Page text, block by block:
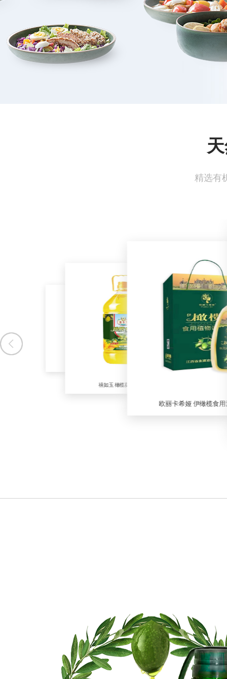
精选有
欧丽卡希娅 伊橄榄食用油礼盒装
欧丽卡希娅 伊橄榄食